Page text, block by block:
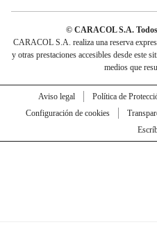
© CARACOL S.A. Todos
CARACOL S.A. realiza una reserva
y otras prestaciones accesibles desde este
medios que
Aviso legal Política de
Configuración de cookies